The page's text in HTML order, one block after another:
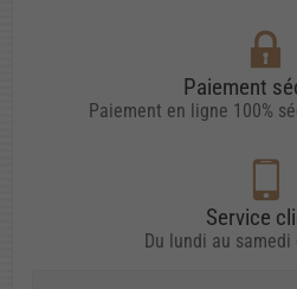
Paiement
Paiement en ligne 100%
Service
Du lundi au samedi